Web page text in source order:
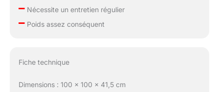
–Nécessite un entretien régulier
–Poids assez conséquent
Fiche technique
Dimensions : 100 x 100 x 41,5 cm